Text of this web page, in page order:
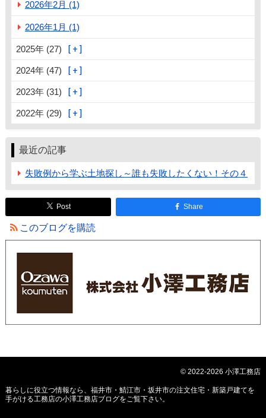
2026年2月 (1)
2026年1月 (1)
2025年 (27)
2024年 (47)
2023年 (31)
2022年 (29)
最近の記事
失敗例から学ぶ土地探し～誰も失敗したくない！その４
Post Share
このブログを購読
© 2022-2026 小澤工務店
暮らしに役立つ情報なら、 福井市・鯖江市・坂井市の注文住宅・新築戸建てを
手がける工務店の小澤工務店ブログをご覧下さい。